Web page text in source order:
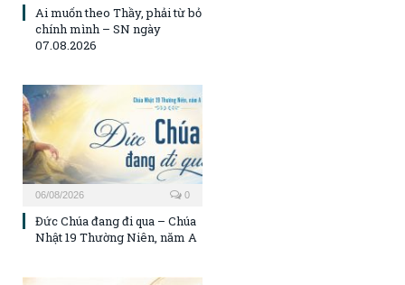
Ai muốn theo Thầy, phải từ bỏ
chính mình – SN ngày
07.08.2026
06/08/2026 0
Đức Chúa đang đi qua – Chúa
Nhật 19 Thường Niên, năm A